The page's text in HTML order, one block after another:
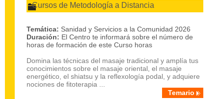
Cursos de Metodología a Distancia
Temática: Sanidad y Servicios a la Comunidad 2026
Duración: El Centro te informará sobre el número de
horas de formación de este Curso horas
Domina las técnicas del masaje tradicional y amplía tus
conocimientos sobre el masaje oriental, el masaje
energético, el shiatsu y la reflexología podal, y adquiere
nociones de fitoterapia ...
Temario